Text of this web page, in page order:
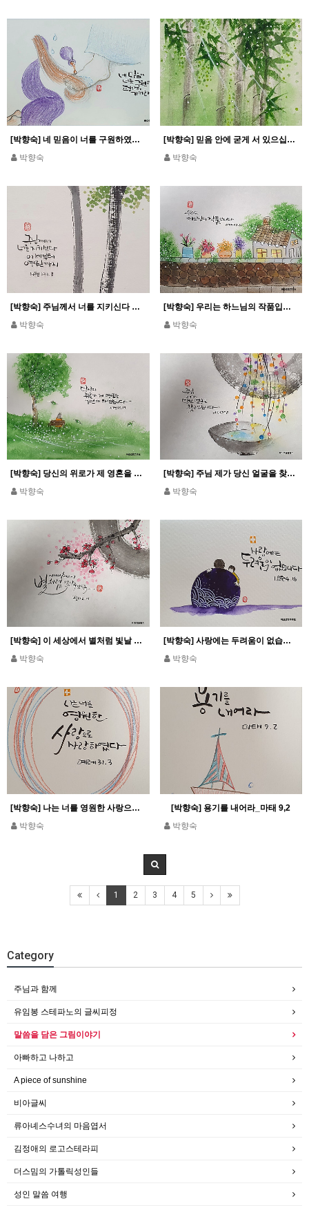
[박향숙] 네 믿음이 너를 구원하였다 평안히 가거라
박향숙
[박향숙] 믿음 안에 굳게 서 있으십시오_1코린 16,13
박향숙
[박향숙] 주님께서 너를 지키신다 이제부터 영원까지_시편 121.8
박향숙
[박향숙] 우리는 하느님의 작품입니다_에페 2,10
박향숙
[박향숙] 당신의 위로가 제 영혼을 기쁘게 하였습니다_시편 99,19
박향숙
[박향숙] 주님 제가 당신 얼굴을 찾고 있습니다_시편 27,8
박향숙
[박향숙] 이 세상에서 별처럼 빛날 수 있도록_필리 2,15
박향숙
[박향숙] 사랑에는 두려움이 없습니다_1요한 4,18
박향숙
[박향숙] 나는 너를 영원한 사랑으로 사랑하였다_예레 31,3
박향숙
[박향숙] 용기를 내어라_마태 9,2
박향숙
1 2 3 4 5
Category
주님과 함께
유임봉 스테파노의 글씨피정
말씀을 담은 그림이야기
아빠하고 나하고
A piece of sunshine
비아글씨
류아녜스수녀의 마음엽서
김정애의 로고스테라피
더스밈의 가톨릭성인들
성인 말씀 여행